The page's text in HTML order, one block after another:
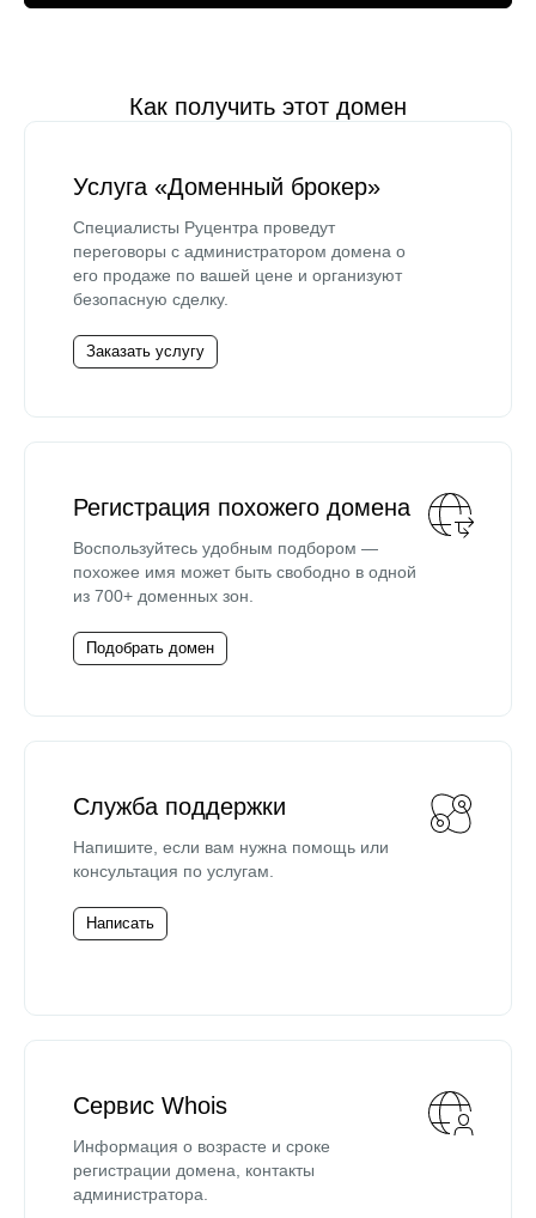
Как получить этот домен
Услуга «Доменный брокер»
Специалисты Руцентра проведут
переговоры с администратором домена о
его продаже по вашей цене и организуют
безопасную сделку.
Заказать услугу
Регистрация похожего домена
Воспользуйтесь удобным подбором —
похожее имя может быть свободно в одной
из 700+ доменных зон.
Подобрать домен
Служба поддержки
Напишите, если вам нужна помощь или
консультация по услугам.
Написать
Сервис Whois
Информация о возрасте и сроке
регистрации домена, контакты
администратора.